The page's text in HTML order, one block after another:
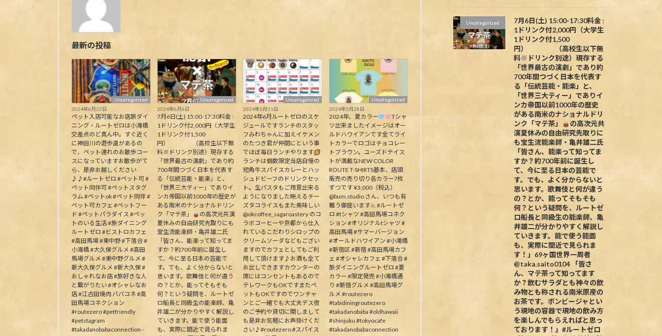
最新の投稿
Uncategorized
2024年6月22日
ペット入店可能なお店旅ダイ
ニング・ルートゼロは小滝橋
交差点のど真ん中。すぐ近く
に神田川の遊歩道があるの
で、ペット連れのお散歩コー
スになっていますお散歩がて
ら、是非お越しください
♪♪#ルートゼロ #ペット可 #
ペット同伴可 #ペットスタグ
ラム #ペットok #ペット同伴 #
ペット可カフェ #ペットフー
ド #ペットパラダイス #ペッ
トのいる生活 #旅ダイニング
ルートゼロ #ビストロカフェ
#高田馬場 #東中野 #下落合 #
小滝橋 #大久保グルメ #高田
馬場グルメ #東中野グルメ #
新大久保グルメ #新大久保 #
おしゃれなお店 #旅好きな人
と繋がりたい #オシャレなお
店 #江古田焼肉 ババコネ #高
田馬場コネクション
#routezero #petfriendly
#petstagram
#takadanobabaconnection -
Uncategorized
2024年6月6日
7月6日(土) 15:00-17:30料金 :
1ドリンク付2,000円（大学生
1ドリンク付1,500
円） （高校生以下無
料※ドリンク別途）現存する
「世界最古の演劇」であり約
700年間つづく日本を代表す
る「伝統芸能・能楽」と、
「世界三大ティー」でありイ
ンカ帝国以前1000年の歴史が
ある南米のナショナルドリン
ク「マテ茶」
の高次元共演
夏休みの自由研究先取りにも
宝生流能楽師・亀井雄二氏
「皆さん、能楽って知ってま
すか？約700年前に誕生し
て、今に至る日本の芸能で
す。でも、よく分からないと
思います。歌舞伎と何が違う
の？とか、能ってそもそも
何？という疑問を、ルートゼ
ロ船長と同級生の能楽師、亀
井雄二が分かりやすく解説し
ていきます。能で使う能面
も、実際に間近で見られま
Uncategorized
2024年5月31日
2024年6月ルートゼロのスケ
ジュールですランチのスタッ
フみわちゃんに加えイケメン
のたつき君が仲間にという事
でほぼ毎日ランチやります
ランチは個数限定当店自慢の
短角牛スパイスカレーとハッ
シュドビーフのドリンクセッ
ト。生パスタもご用意出来る
ようになりました映えるチー
ズタコライスもまた美味しい
@okcoffee_sagaroastery のコ
ラボコーヒーや京都から仕入
れているこだわりシロップの
クリームソーダなどもござい
ますのでカフェとしてもご利
用して頂けます♪お酒も全て
お出しできますカウンターの
席にはコンセントもあるので
テレワークもOKですまたペ
ットもOKですのでワンチャ
ンとご一緒でも大丈夫デス夜
のご予約や貸切に関しまして
も是非お気軽にお声掛けくだ
さい♪#routezero #スパイス
Uncategorized
2024年5月28日
2024年、夏カラー
Tシャ
ツ出来ましたイメージはオー
ルドハワイアンです全てライ
トカラーでロゴはチョコレー
トブラウン。ユーズドテイス
トが満載なNEW COLOR
ROUTE T-SHIRTS基本、店頭
販売の売り切り各カラー7枚
ずつです ¥3,000（税込）
@bum.studio さん、いつも有
難う御座います
#ルートゼ
ロ #tシャツ #高田馬場コネク
ション #オリジナルtシャツ #
高田馬場 #サマーバージョン
#オールドハワイアン #小滝橋
#新宿区 #新宿 #高田馬場カフ
ェ #オシャレカフェ #下落合 #
旅ダイニングルートゼロ #夏
カラー #限定発売 #小滝橋通
り #新宿グルメ #高田馬場グ
ルメ #routezero
#tabidiningroutezero
#takadanobaba #oldhawaii
#shinjuku #tokyocafe
#takadanobabaconnection
Uncategorized
7月6日(土) 15:00-17:30料金 :
1ドリンク付2,000円（大学生
1ドリンク付1,500
円） （高校生以下無
料※ドリンク別途）現存する
「世界最古の演劇」であり約
700年間つづく日本を代表す
る「伝統芸能・能楽」と、
「世界三大ティー」でありイ
ンカ帝国以前1000年の歴史
がある南米のナショナルドリ
ンク「マテ茶」
の高次元共
演夏休みの自由研究先取りに
も宝生流能楽師・亀井雄二氏
「皆さん、能楽って知ってま
すか？約700年前に誕生し
て、今に至る日本の芸能で
す。でも、よく分からないと
思います。歌舞伎と何が違う
の？とか、能ってそもそも
何？という疑問を、ルートゼ
ロ船長と同級生の能楽師、亀
井雄二が分かりやすく解説し
ていきます。能で使う能面
も、実際に間近で見られま
す！」69ヶ国世界一周者
@taka.saito0104 「皆さ
ん、マテ茶って知ってます
か？飲むサラダとも神々の飲
み物とも称される南米原産の
お茶です。ボンビージャとい
う現地の容器で現地の飲み方
を楽しんでもらえればと思っ
ております！」#ルートゼロ